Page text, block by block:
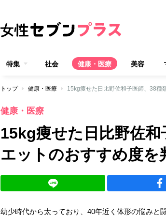
特集 社会 健康・医療 美容
トップ 健康・医療 15kg痩せた日比野佐和子医師、38種
健康・医療
15kg痩せた日比野佐
エットのおすすめ度を
幼少時代から太っており、40年近く体形の悩みと